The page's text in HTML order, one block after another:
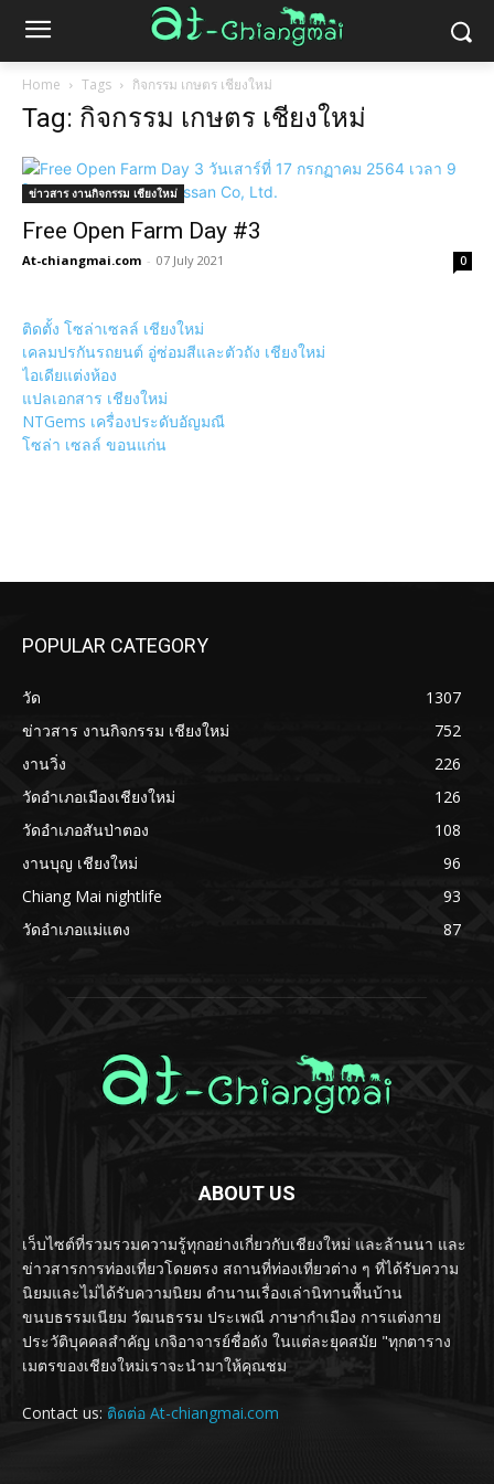
Home Tags กิจกรรม เกษตร เชียงใหม่
Tag: กิจกรรม เกษตร เชียงใหม่
ข่าวสาร งานกิจกรรม เชียงใหม่
Free Open Farm Day #3
At-chiangmai.com - 07 July 2021 0
ติดตั้ง โซล่าเซลล์ เชียงใหม่
เคลมปรกันรถยนต์ อู่ซ่อมสีและตัวถัง เชียงใหม่
ไอเดียแต่งห้อง
แปลเอกสาร เชียงใหม่
NTGems เครื่องประดับอัญมณี
โซล่า เซลล์ ขอนแก่น
POPULAR CATEGORY
วัด
1307
ข่าวสาร งานกิจกรรม เชียงใหม่
752
งานวิ่ง
226
วัดอำเภอเมืองเชียงใหม่
126
วัดอำเภอสันป่าตอง
108
งานบุญ เชียงใหม่
96
Chiang Mai nightlife
93
วัดอำเภอแม่แตง
87
ABOUT US
เว็บไซต์ที่รวมรวมความรู้ทุกอย่างเกี่ยวกับเชียงใหม่ และล้านนา และ
ข่าวสารการท่องเที่ยวโดยตรง สถานที่ท่องเที่ยวต่าง ๆ ที่ได้รับความ
นิยมและไม่ได้รับความนิยม ตำนานเรื่องเล่านิทานพื้นบ้าน
ขนบธรรมเนียม วัฒนธรรม ประเพณี ภาษากำเมือง การแต่งกาย
ประวัติบุคคลสำคัญ เกจิอาจารย์ชื่อดัง ในแต่ละยุคสมัย "ทุกตาราง
เมตรของเชียงใหม่เราจะนำมาให้คุณชม
Contact us: ติดต่อ At-chiangmai.com